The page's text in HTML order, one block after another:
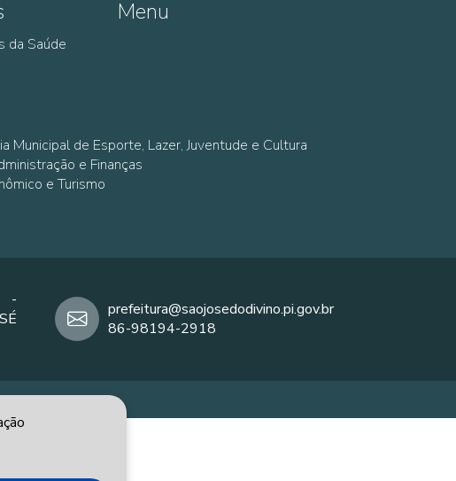
da Saúde
Menu
Municipal de Esporte, Lazer, Juventude e Cultura
e Finanças
e Turismo
-
prefeitura@saojosedodivino.pi.gov.br
86-98194-2918